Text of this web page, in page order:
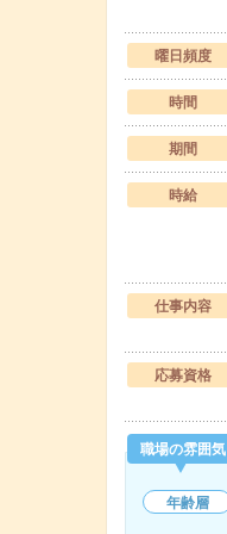
曜日頻度
時間
期間
時給
仕事内容
応募資格
職場の雰囲気
年齢層